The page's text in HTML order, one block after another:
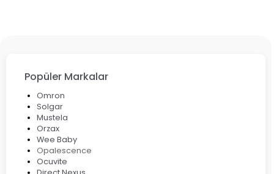
Popüler Markalar
Omron
Solgar
Mustela
Orzax
Wee Baby
Opalescence
Ocuvite